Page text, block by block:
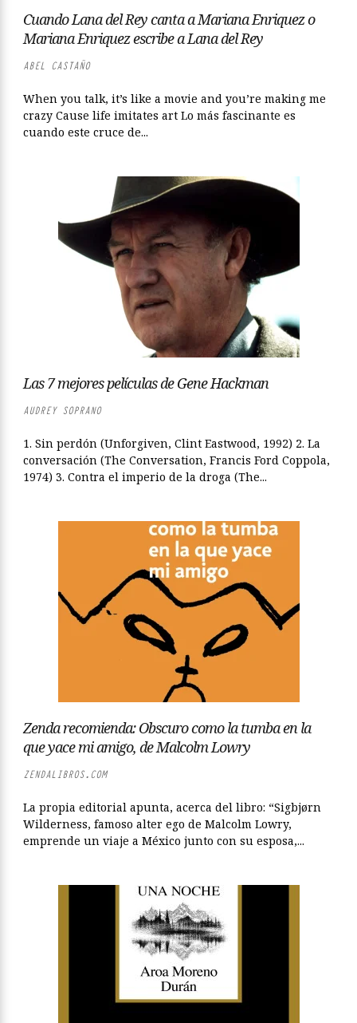
Cuando Lana del Rey canta a Mariana Enriquez o
Mariana Enriquez escribe a Lana del Rey
ABEL CASTAÑO
When you talk, it’s like a movie and you’re making me
crazy Cause life imitates art Lo más fascinante es
cuando este cruce de...
Las 7 mejores películas de Gene Hackman
AUDREY SOPRANO
1. Sin perdón (Unforgiven, Clint Eastwood, 1992) 2. La
conversación (The Conversation, Francis Ford Coppola,
1974) 3. Contra el imperio de la droga (The...
Zenda recomienda: Obscuro como la tumba en la
que yace mi amigo, de Malcolm Lowry
ZENDALIBROS.COM
La propia editorial apunta, acerca del libro: “Sigbjørn
Wilderness, famoso alter ego de Malcolm Lowry,
emprende un viaje a México junto con su esposa,...